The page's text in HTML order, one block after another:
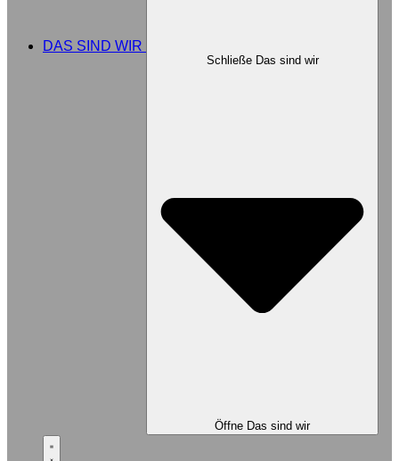
DAS SIND WIR
Schließe Das sind wir
Öffne Das sind wir